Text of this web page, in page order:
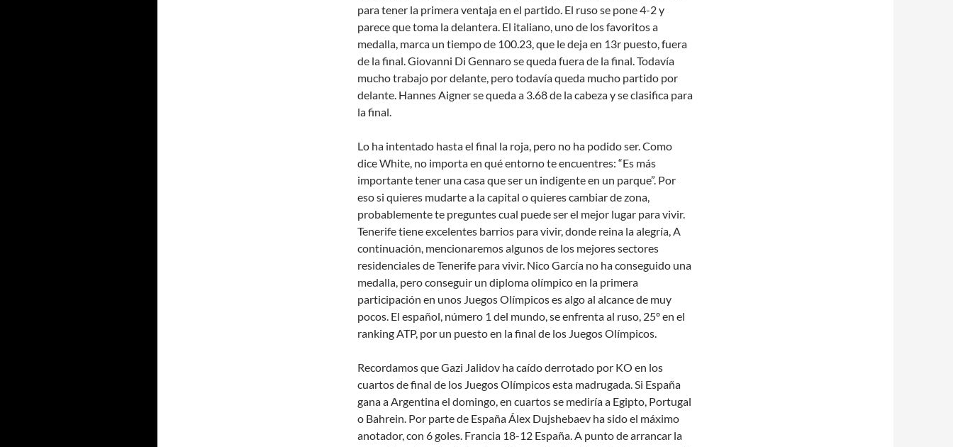
para tener la primera ventaja en el partido. El ruso se pone 4-2 y
parece que toma la delantera. El italiano, uno de los favoritos a
medalla, marca un tiempo de 100.23, que le deja en 13r puesto, fuera
de la final. Giovanni Di Gennaro se queda fuera de la final. Todavía
mucho trabajo por delante, pero todavía queda mucho partido por
delante. Hannes Aigner se queda a 3.68 de la cabeza y se clasifica para
la final.
Lo ha intentado hasta el final la roja, pero no ha podido ser. Como
dice White, no importa en qué entorno te encuentres: “Es más
importante tener una casa que ser un indigente en un parque”. Por
eso si quieres mudarte a la capital o quieres cambiar de zona,
probablemente te preguntes cual puede ser el mejor lugar para vivir.
Tenerife tiene excelentes barrios para vivir, donde reina la alegría, A
continuación, mencionaremos algunos de los mejores sectores
residenciales de Tenerife para vivir. Nico García no ha conseguido una
medalla, pero conseguir un diploma olímpico en la primera
participación en unos Juegos Olímpicos es algo al alcance de muy
pocos. El español, número 1 del mundo, se enfrenta al ruso, 25º en el
ranking ATP, por un puesto en la final de los Juegos Olímpicos.
Recordamos que Gazi Jalidov ha caído derrotado por KO en los
cuartos de final de los Juegos Olímpicos esta madrugada. Si España
gana a Argentina el domingo, en cuartos se mediría a Egipto, Portugal
o Bahrein. Por parte de España Álex Dujshebaev ha sido el máximo
anotador, con 6 goles. Francia 18-12 España. A punto de arrancar la